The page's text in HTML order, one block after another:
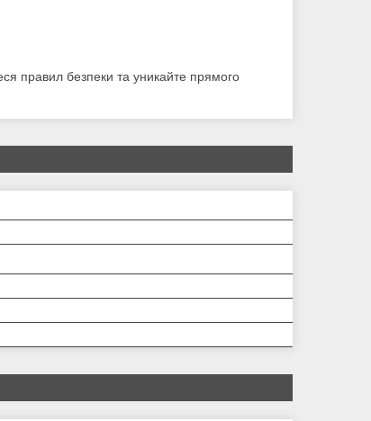
правил безпеки та уникайте прямого